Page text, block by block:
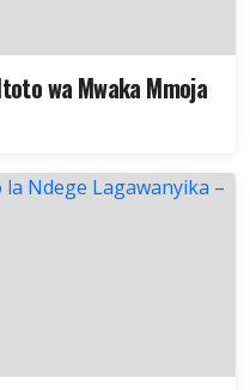
wa Mwaka Mmoja